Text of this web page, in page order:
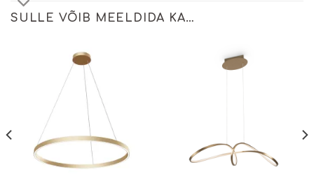
SULLE VÕIB MEELDIDA KA…